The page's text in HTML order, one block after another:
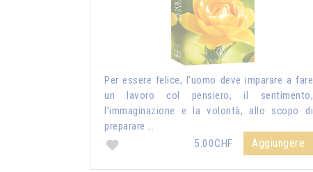
Per essere felice, l’uomo deve imparare a fare
un lavoro col pensiero, il sentimento,
l’immaginazione e la volontà, allo scopo di
preparare …
5.00CHF
Aggiungere